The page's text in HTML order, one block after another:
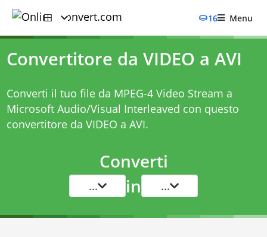
16 Menu
Convertitore da VIDEO a AVI
Converti il tuo file da MPEG-4 Video Stream a
Microsoft Audio/Visual Interleaved con questo
convertitore da VIDEO a AVI.
Converti
... in ...